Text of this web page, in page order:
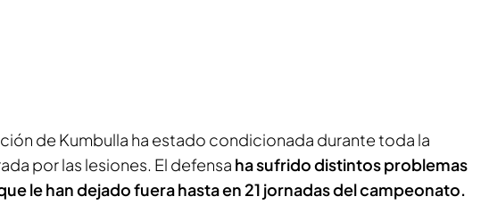
de Kumbulla ha estado condicionada durante toda la
por las lesiones. El defensa ha sufrido distintos problemas
le han dejado fuera hasta en 21 jornadas del campeonato.